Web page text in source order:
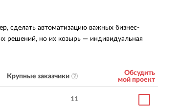
сделать автоматизацию важных бизнес-
решений, но их козырь — индивидуальная
Крупные заказчики
Обсудить
мой проект
11